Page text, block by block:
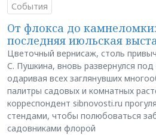
События
От флокса до
последняя июльская
Цветочный вернисаж, столь
С. Пушкина, вновь развернулся
одаривая всех заглянувших
палитры садовых и комнатных
корреспондент sibnovosti.ru
стендами, чтобы полюбоваться
садовниками флорой